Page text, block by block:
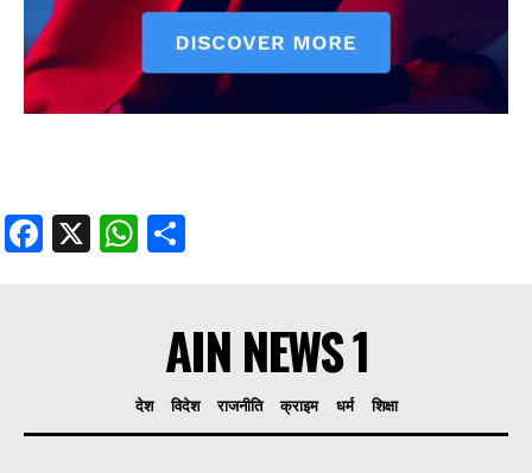
Facebook
X WhatsApp
AIN NEWS 1
देश विदेश राजनीति क्राइम धर्म शिक्षा